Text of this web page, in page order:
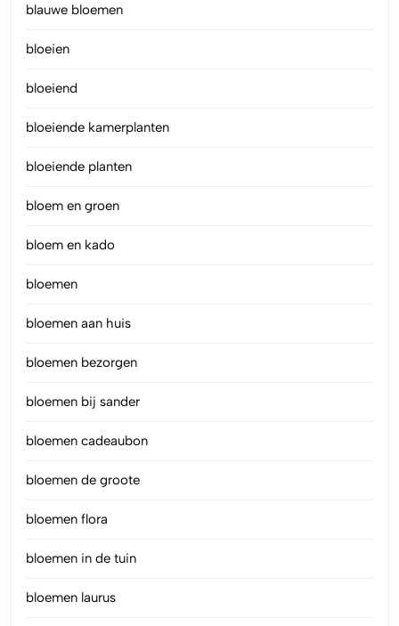
blauwe bloemen
bloeien
bloeiend
bloeiende kamerplanten
bloeiende planten
bloem en groen
bloem en kado
bloemen
bloemen aan huis
bloemen bezorgen
bloemen bij sander
bloemen cadeaubon
bloemen de groote
bloemen flora
bloemen in de tuin
bloemen laurus